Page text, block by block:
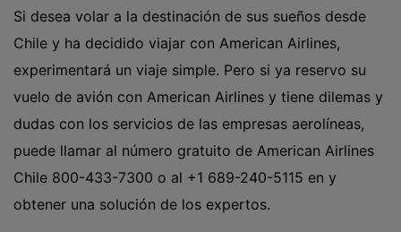
Si desea volar a la destinación de sus sueños desde
Chile y ha decidido viajar con American Airlines,
experimentará un viaje simple. Pero si ya reservo su
vuelo de avión con American Airlines y tiene dilemas y
dudas con los servicios de las empresas aerolíneas,
puede llamar al número gratuito de American Airlines
Chile 800-433-7300 o al +1 689-240-5115 en y
obtener una solución de los expertos.